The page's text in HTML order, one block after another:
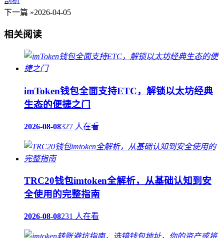
下一篇 »2026-04-05
相关阅读
imToken钱包全面支持ETC，解锁以太坊经典
生态的便捷之门
2026-08-08327 人在看
TRC20钱包imtoken全解析，从基础认知到安
全使用的完整指南
2026-08-08231 人在看